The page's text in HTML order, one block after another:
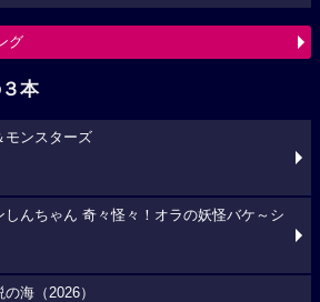
グ
本
モンスターズ
しんちゃん 奇々怪々！オラの妖怪バケ～シ
海（2026）